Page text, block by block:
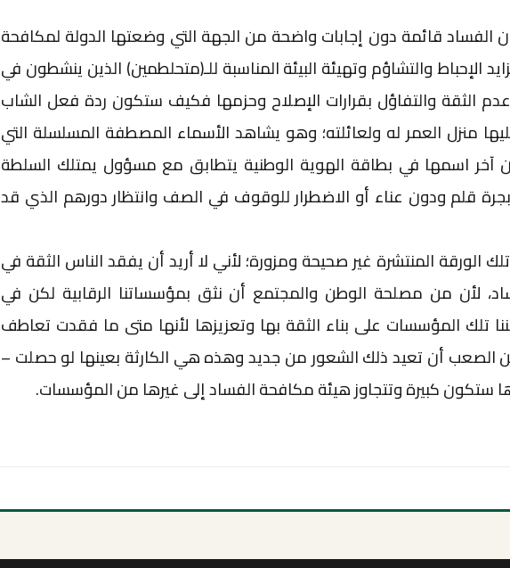
الفساد قائمة دون إجابات واضحة من الجهة التي وضعتها الدولة لمكافحة
الإحباط والتشاؤم وتهيئة البيئة المناسبة للـ(متحلطمين) الذين ينشطون في
الثقة والتفاؤل بقرارات الإصلاح وحزمها فكيف ستكون ردة فعل الشاب
منزل العمر له ولعائلته؛ وهو يشاهد الأسماء المصطفة المسلسلة التي
آخر اسمها في بطاقة الهوية الوطنية يتطابق مع مسؤول يمتلك السلطة
قلم ودون عناء أو الاضطرار للوقوف في الصف وانتظار دورهم الذي قد
الورقة المنتشرة غير صحيحة ومزورة؛ لأني لا أريد أن يفقد الناس الثقة في
لأن من مصلحة الوطن والمجتمع أن نثق بمؤسساتنا الرقابية لكن في
تلك المؤسسات على بناء الثقة بها وتعزيزها لأنها متى ما فقدت تعاطف
الصعب أن تعيد ذلك الشعور من جديد وهذه هي الكارثة بعينها لو حصلت –
ستكون كبيرة وتتجاوز هيئة مكافحة الفساد إلى غيرها من المؤسسات.